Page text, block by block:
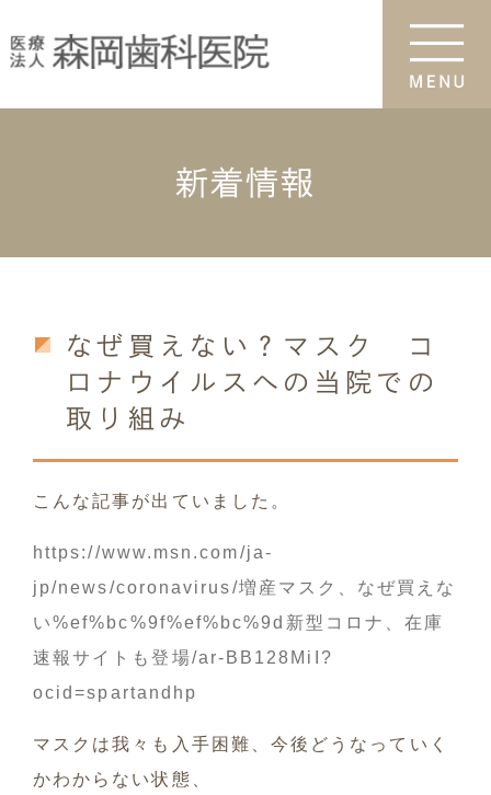
新着情報
なぜ買えない？マスク コ
ロナウイルスへの当院での
取り組み
こんな記事が出ていました。
https://www.msn.com/ja-
jp/news/coronavirus/増産マスク、なぜ買えな
い%ef%bc%9f%ef%bc%9d新型コロナ、在庫
速報サイトも登場/ar-BB128MiI?
ocid=spartandhp
マスクは我々も入手困難、今後どうなっていく
かわからない状態、